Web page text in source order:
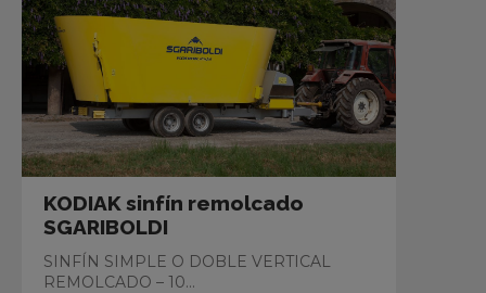
KODIAK sinfín remolcado
SGARIBOLDI
SINFÍN SIMPLE O DOBLE VERTICAL
REMOLCADO – 10...